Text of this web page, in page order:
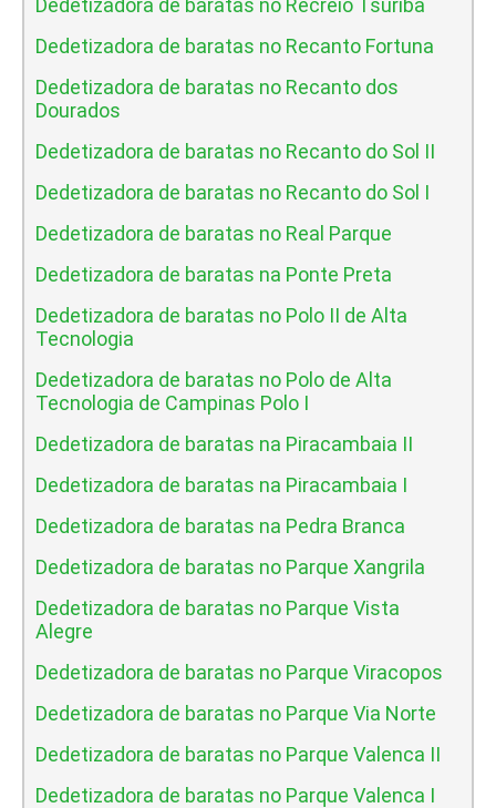
Dedetizadora de baratas no Recanto Fortuna
Dedetizadora de baratas no Recanto dos
Dourados
Dedetizadora de baratas no Recanto do Sol II
Dedetizadora de baratas no Recanto do Sol I
Dedetizadora de baratas no Real Parque
Dedetizadora de baratas na Ponte Preta
Dedetizadora de baratas no Polo II de Alta
Tecnologia
Dedetizadora de baratas no Polo de Alta
Tecnologia de Campinas Polo I
Dedetizadora de baratas na Piracambaia II
Dedetizadora de baratas na Piracambaia I
Dedetizadora de baratas na Pedra Branca
Dedetizadora de baratas no Parque Xangrila
Dedetizadora de baratas no Parque Vista
Alegre
Dedetizadora de baratas no Parque Viracopos
Dedetizadora de baratas no Parque Via Norte
Dedetizadora de baratas no Parque Valenca II
Dedetizadora de baratas no Parque Valenca I